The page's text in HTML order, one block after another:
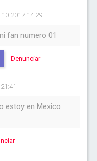
10-2017 14:29
fan numero 01
Denunciar
estoy en Mexico